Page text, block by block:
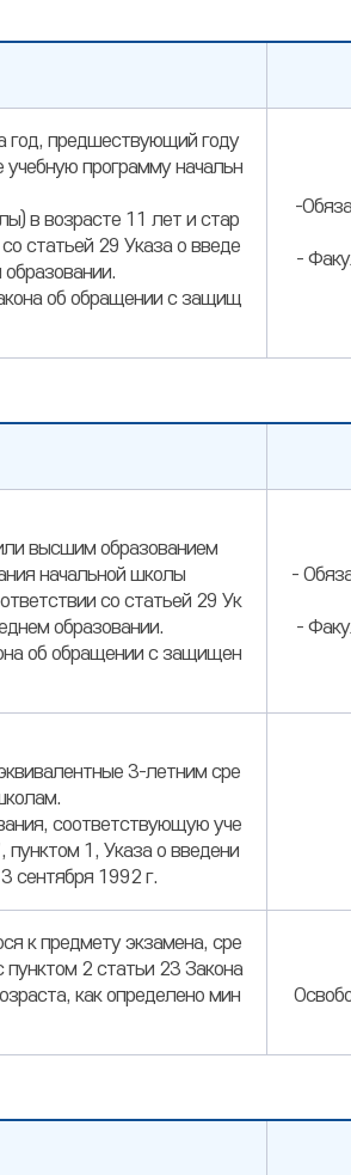
год, предшествующий году
программу начальн
в возрасте 11 лет и стар
статьей 29 Указа о введе
об обращении с защищ
-
-
высшим образованием
начальной школы
со статьей 29 Ук
образовании.
об обращении с защищен
-
-
3-летним сре
соответствующую уче
пунктом 1, Указа о введени
сентября 1992 г.
к предмету экзамена, сре
пунктом 2 статьи 23 Закона
как определено мин